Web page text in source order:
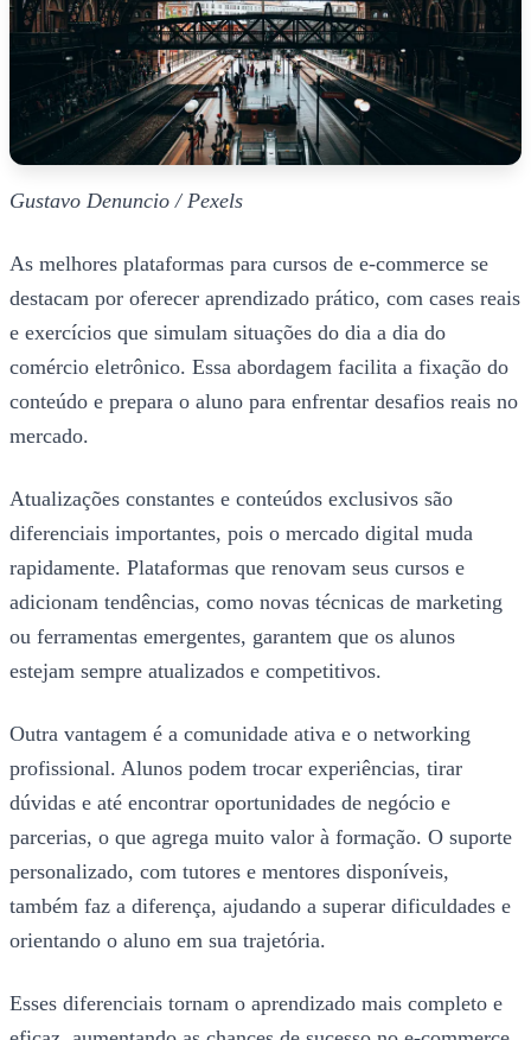
Gustavo Denuncio / Pexels
As melhores plataformas para cursos de e-commerce se
destacam por oferecer aprendizado prático, com cases reais
e exercícios que simulam situações do dia a dia do
comércio eletrônico. Essa abordagem facilita a fixação do
conteúdo e prepara o aluno para enfrentar desafios reais no
mercado.
Atualizações constantes e conteúdos exclusivos são
diferenciais importantes, pois o mercado digital muda
rapidamente. Plataformas que renovam seus cursos e
adicionam tendências, como novas técnicas de marketing
ou ferramentas emergentes, garantem que os alunos
estejam sempre atualizados e competitivos.
Outra vantagem é a comunidade ativa e o networking
profissional. Alunos podem trocar experiências, tirar
dúvidas e até encontrar oportunidades de negócio e
parcerias, o que agrega muito valor à formação. O suporte
personalizado, com tutores e mentores disponíveis,
também faz a diferença, ajudando a superar dificuldades e
orientando o aluno em sua trajetória.
Esses diferenciais tornam o aprendizado mais completo e